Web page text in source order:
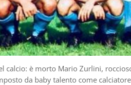
è morto Mario Zurlini,
da baby talento come